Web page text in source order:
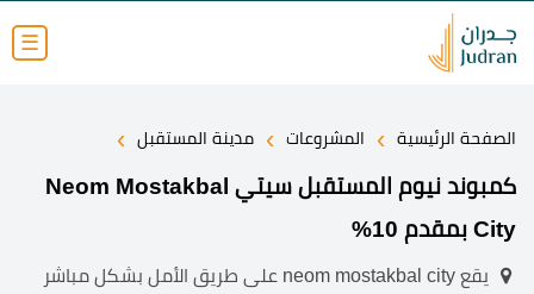
☰
الصفحة الرئيسية › المشروعات › مدينة المستقبل ›
كمبوند نيوم المستقبل سيتي Neom Mostakbal
City بمقدم 10%
يقع neom mostakbal city على طريق الأمل بشكل مباشر